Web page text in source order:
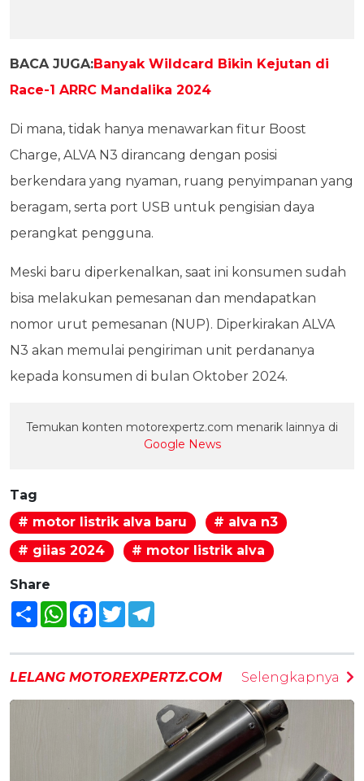
BACA JUGA:Banyak Wildcard Bikin Kejutan di
Race-1 ARRC Mandalika 2024
Di mana, tidak hanya menawarkan fitur Boost
Charge, ALVA N3 dirancang dengan posisi
berkendara yang nyaman, ruang penyimpanan yang
beragam, serta port USB untuk pengisian daya
perangkat pengguna.
Meski baru diperkenalkan, saat ini konsumen sudah
bisa melakukan pemesanan dan mendapatkan
nomor urut pemesanan (NUP). Diperkirakan ALVA
N3 akan memulai pengiriman unit perdananya
kepada konsumen di bulan Oktober 2024.
Temukan konten motorexpertz.com menarik lainnya di
Google News
Tag
# motor listrik alva baru
# alva n3
# giias 2024
# motor listrik alva
Share
Share WhatsAppFacebook
Twitter
LELANG MOTOREXPERTZ.COM Selengkapnya